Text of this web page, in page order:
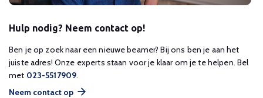
Hulp nodig? Neem contact op!
Ben je op zoek naar een nieuwe beamer? Bij ons ben je aan het
juiste adres! Onze experts staan voor je klaar om je te helpen. Bel
met 023-5517909.
Neem contact op